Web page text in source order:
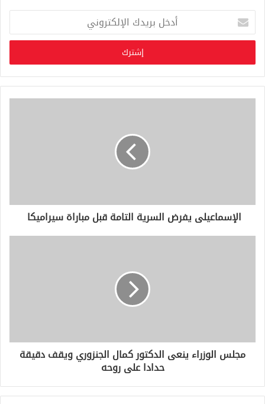
خ
ب
ر
ي
د
ر
ي
الإسماعيلى يفرض السرية التامة قبل مباراة سيراميكا
مجلس الوزراء ينعى الدكتور كمال الجنزوري ويقف دقيقة
حدادا على روحه